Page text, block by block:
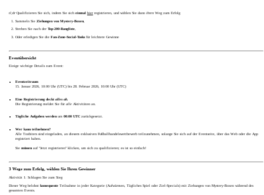
tl;drQualifizieren Sie sich, indem Sie sich einmal hierregistrieren, und wählen Sie dann ihrenWeg zum Erfolg
Sammeln Sie Ziehungen von Mystery-Boxen,
Streben Sie nach der Top-200-Rangliste,
Oder erledigen Sie die Fan-Zone-Social-Tasksfür leichtere Gewinne
Eventübersicht
Einige wichtige Details zum Event:
Eventzeitraum
15. Januar 2026, 10:00 Uhr (UTC) bis 28. Februar 2026, 10:00 Uhr (UTC)
Eine Registrierung deckt alles ab.
Die Registrierung meldet Sie für alleAktivitäten an.
Tägliche Aufgaben werden um 00:00 UTCzurückgesetzt.
Wer kann teilnehmen?
Alle Toobiters sind eingeladen, an diesem exklusiven Fußballhandelswettbewerb teilzunehmen, solange Sie sich auf der Eventseite, über das Web oder die App
registriert haben.
Sie müssen auf "Jetzt registrieren" klicken, um sich zu qualifizieren; es ist so einfach!
3 Wege zum Erfolg, wählen Sie Ihren Gewinner
Aktivität 1: Schlagen Sie zum Sieg
Dieser Weg belohnt konsequente Teilnahme in jeder Kategorie (Aufwärmen, Tägliches Spiel oder Ziel-Specials) mit Ziehungen von Mystery-Boxen während des
gesamten Events.